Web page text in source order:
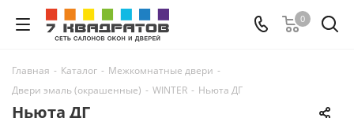
0
Главная - Каталог - Межкомнатные двери -
Двери эмаль (окрашенные) - WINTER - Ньюта ДГ
Ньюта ДГ